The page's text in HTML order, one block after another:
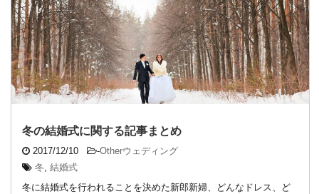
冬の結婚式に関する記事まとめ
2017/12/10 -Otherウェディング
冬 結婚式
冬に結婚式を行われることを決めた新郎新婦、どんなドレス、ど